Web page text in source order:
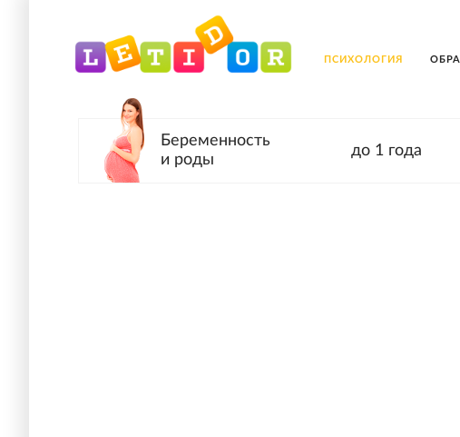
ПСИХОЛОГИЯ
Беременность
и роды
до 1 года